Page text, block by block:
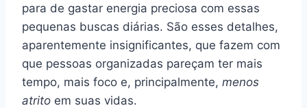
para de gastar energia preciosa com essas
pequenas buscas diárias. São esses detalhes,
aparentemente insignificantes, que fazem com
que pessoas organizadas pareçam ter mais
tempo, mais foco e, principalmente, menos
atrito em suas vidas.